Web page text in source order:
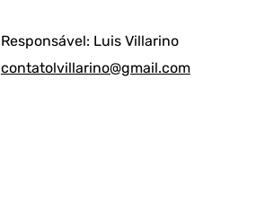
Responsável: Luis Villarino
contatolvillarino@gmail.com